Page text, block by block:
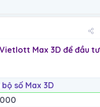
Max 3D để đầu tư
số Max 3D